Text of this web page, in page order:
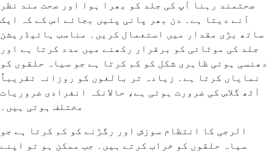
صحتمند رہنا آپ کی جلد کو بھرا ہوا اور صحت مند نظر
آنے دیتا ہے۔ دن بھر پانی پئیں بجائے اس کے کہ ایک
ساتھ بڑی مقدار میں استعمال کریں۔ مناسب ہائیڈریشن
جلد کی موٹائی کو برقرار رکھنے میں مدد کرتا ہے اور
دھنسی ہوئی ظاہری شکل کو کم کرتا ہے جو سیاہ حلقوں کو
نمایاں کرتا ہے۔ زیادہ تر بالغوں کو روزانہ تقریباً
آٹھ گلاس کی ضرورت ہوتی ہے، حالانکہ انفرادی ضروریات
مختلف ہوتی ہیں۔
الرجی کا انتظام سوزش اور رگڑنے کو کم کرتا ہے جو
سیاہ حلقوں کو خراب کرتے ہیں۔ جب ممکن ہو تو اپنے